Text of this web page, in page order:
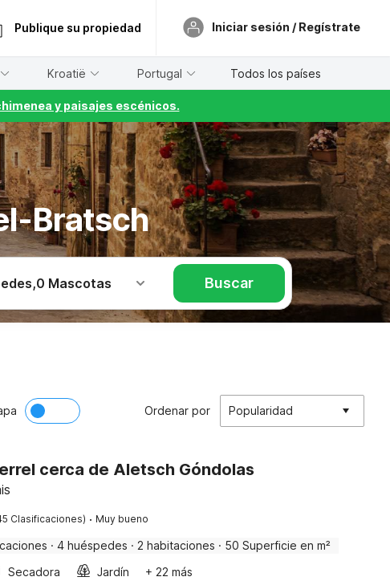
Publique su propiedad Iniciar sesión / Regístrate
Kroatië Portugal Todos los países
y paisajes escénicos.
Bratsch
,0 Mascotas Buscar
Ordenar por Popularidad
cerca de Aletsch Góndolas
Clasificaciones) · Muy bueno
· 4 huéspedes · 2 habitaciones · 50 Superficie en m²
Secadora Jardín
+ 22 más